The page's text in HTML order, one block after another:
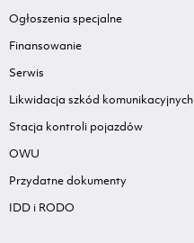
Ogłoszenia specjalne
Finansowanie
Serwis
Likwidacja szkód komunikacyjnych
Stacja kontroli pojazdów
OWU
Przydatne dokumenty
IDD i RODO